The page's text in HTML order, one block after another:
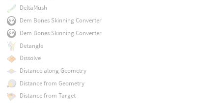
DeltaMush
Dem Bones Skinning Converter
Dem Bones Skinning Converter
Detangle
Dissolve
Distance along Geometry
Distance from Geometry
Distance from Target